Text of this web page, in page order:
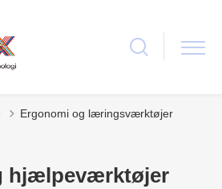
Ergonomi og læringsværktøjer
hjælpeværktøjer